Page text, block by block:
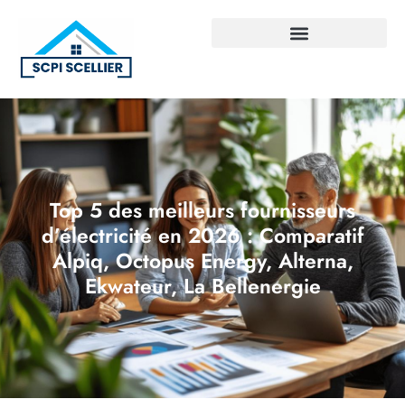
Top 5 des meilleurs fournisseurs
d’électricité en 2026 : Comparatif
Alpiq, Octopus Energy, Alterna,
Ekwateur, La Bellenergie